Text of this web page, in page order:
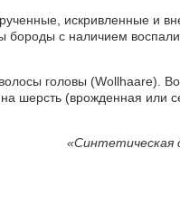
искривленные и
бороды с наличием
головы (Wollhaare).
шерсть (врожденная или
«Синтетическая